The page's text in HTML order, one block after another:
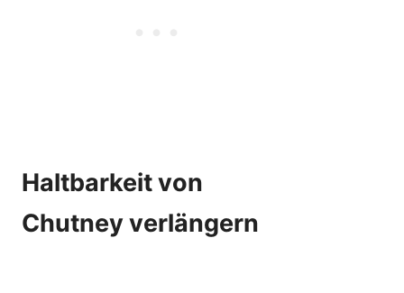
Haltbarkeit von
Chutney verlängern